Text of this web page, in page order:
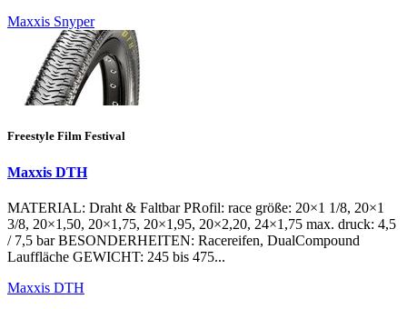
Maxxis Snyper
Freestyle Film Festival
Maxxis DTH
MATERIAL: Draht & Faltbar PRofil: race größe: 20×1 1/8, 20×1
3/8, 20×1,50, 20×1,75, 20×1,95, 20×2,20, 24×1,75 max. druck: 4,5
/ 7,5 bar BESONDERHEITEN: Racereifen, DualCompound
Lauffläche GEWICHT: 245 bis 475...
Maxxis DTH